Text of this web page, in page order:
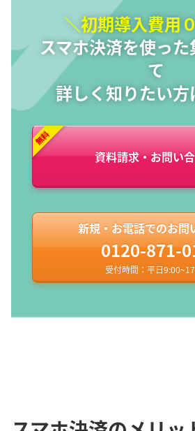
＼初期導入費用
スマホ決済を使っ
て
詳しく知りたい方
資料請求・お問い
新規・お電話でのお問
0120-871-
受付時間：平日